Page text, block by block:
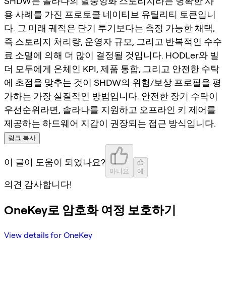
용 사례를 가진 프로토콜 네이티브 유틸리티 토큰입니
다. 그 미래 궤적은 단기 투기보다는 측정 가능한 채택,
즉 스토리지 처리량, 운영자 규모, 그리고 반복적인 수수
료 소멸에 의해 더 많이 결정될 것입니다. HODLer와 빌
더 모두에게 온체인 KPI, 제품 통합, 그리고 안전한 수탁
에 초점을 맞추는 것이 SHDW의 위험/보상 프로필을 평
가하는 가장 실질적인 방법입니다. 안전한 장기 수탁이
우선순위라면, 솔라나를 지원하고 오프라인 키 제어를
제공하는 하드웨어 지갑이 권장되는 접근 방식입니다.
링크 복사
이 글이 도움이 되었나요?
아니요 예
의견 감사합니다!
OneKey로 암호화 여정 보호하기
View details for OneKey